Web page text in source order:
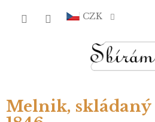
CZK
Melnik,